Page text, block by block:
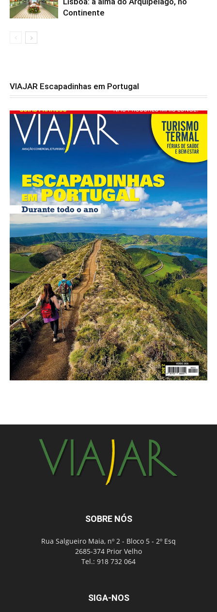
Continente
VIAJAR Escapadinhas em Portugal
SOBRE NÓS
Rua Salgueiro Maia, nº 2 - Bloco 5 - 2º Esq
2685-374 Prior Velho
Tel.: 918 732 064
SIGA-NOS